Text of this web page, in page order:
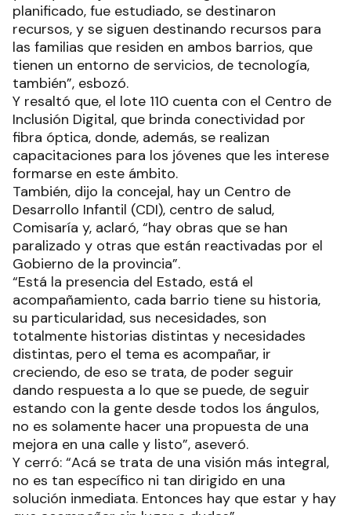
planificado, fue estudiado, se destinaron
recursos, y se siguen destinando recursos para
las familias que residen en ambos barrios, que
tienen un entorno de servicios, de tecnología,
también”, esbozó.
Y resaltó que, el lote 110 cuenta con el Centro de
Inclusión Digital, que brinda conectividad por
fibra óptica, donde, además, se realizan
capacitaciones para los jóvenes que les interese
formarse en este ámbito.
También, dijo la concejal, hay un Centro de
Desarrollo Infantil (CDI), centro de salud,
Comisaría y, aclaró, “hay obras que se han
paralizado y otras que están reactivadas por el
Gobierno de la provincia”.
“Está la presencia del Estado, está el
acompañamiento, cada barrio tiene su historia,
su particularidad, sus necesidades, son
totalmente historias distintas y necesidades
distintas, pero el tema es acompañar, ir
creciendo, de eso se trata, de poder seguir
dando respuesta a lo que se puede, de seguir
estando con la gente desde todos los ángulos,
no es solamente hacer una propuesta de una
mejora en una calle y listo”, aseveró.
Y cerró: “Acá se trata de una visión más integral,
no es tan específico ni tan dirigido en una
solución inmediata. Entonces hay que estar y hay